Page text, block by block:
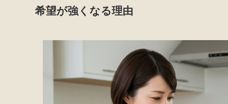
希望が強くなる理由